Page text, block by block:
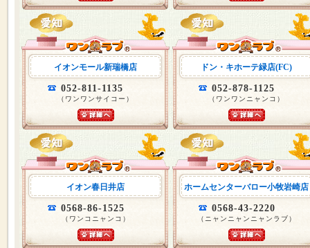
イオンモール新瑞橋店
052-811-1135
（ワンワンサイコー）
ドン・キホーテ緑店(FC)
052-878-1125
（ワンワンニャンコ）
イオン春日井店
0568-86-1525
（ワンコニャンコ）
ホームセンターバロー小牧岩崎店
0568-43-2220
（ニャンニャンニャンラブ）